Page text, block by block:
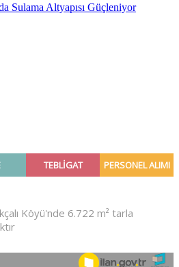
Sulama Altyapısı Güçleniyor